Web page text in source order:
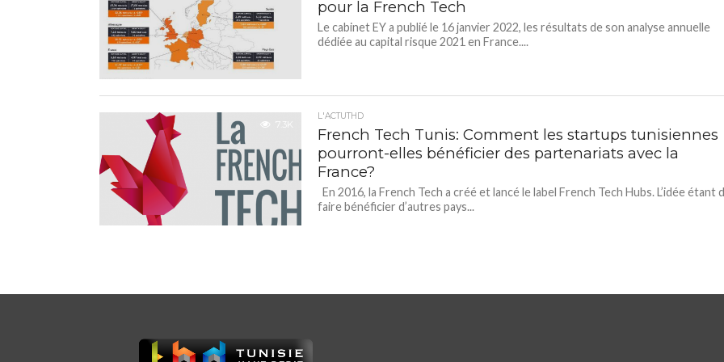
pour la French Tech
Le cabinet EY a publié le 16 janvier 2022, les résultats de son analyse annuelle
dédiée au capital risque 2021 en France....
7.3K
L'ACTUTHD
French Tech Tunis: Comment les startups tunisiennes
pourront-elles bénéficier des partenariats avec la
France?
En 2016, la French Tech a créé et lancé le label French Tech Hubs. L’idée étant
faire bénéficier d’autres pays...